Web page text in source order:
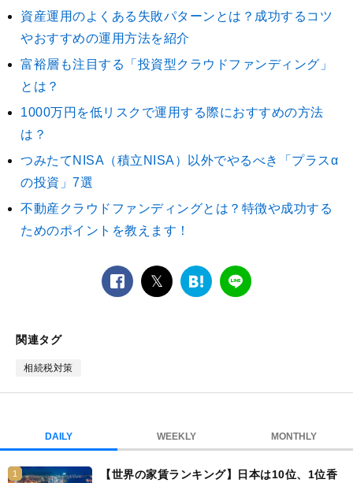
資産運用のよくある失敗パターンとは？成功するコツ
やおすすめの運用方法を紹介
富裕層も注目する「投資型クラウドファンディング」
とは？
1000万円を低リスクで運用する際におすすめの方法
は？
つみたてNISA（積立NISA）以外でやるべき「プラスα
の投資」7選
不動産クラウドファンディングとは？特徴や成功する
ためのポイントを教えます！
facebook
twitterは
ー
LINE
関連タグ
相続税対策
DAILY WEEKLY MONTHLY
1
【世界の家賃ランキング】日本は10位、1位香